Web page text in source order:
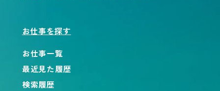
お仕事を探す
お仕事一覧
最近見た履歴
検索履歴